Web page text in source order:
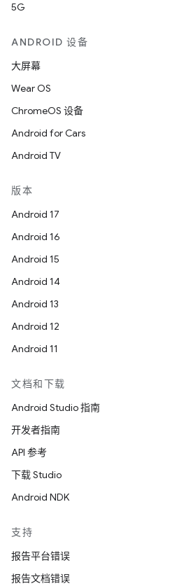
5G
ANDROID 设备
大屏幕
Wear OS
ChromeOS 设备
Android for Cars
Android TV
版本
Android 17
Android 16
Android 15
Android 14
Android 13
Android 12
Android 11
文档和下载
Android Studio 指南
开发者指南
API 参考
下载 Studio
Android NDK
支持
报告平台错误
报告文档错误